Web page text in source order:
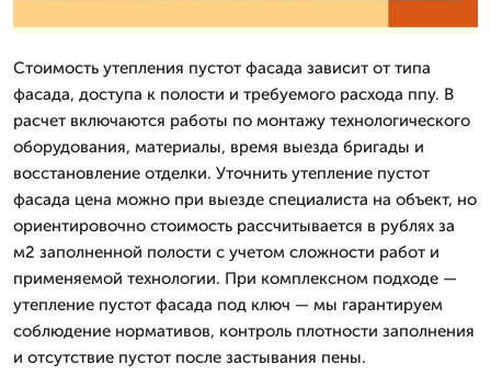
Стоимость утепления пустот фасада зависит от типа
фасада, доступа к полости и требуемого расхода ппу. В
расчет включаются работы по монтажу технологического
оборудования, материалы, время выезда бригады и
восстановление отделки. Уточнить утепление пустот
фасада цена можно при выезде специалиста на объект, но
ориентировочно стоимость рассчитывается в рублях за
м2 заполненной полости с учетом сложности работ и
применяемой технологии. При комплексном подходе —
утепление пустот фасада под ключ — мы гарантируем
соблюдение нормативов, контроль плотности заполнения
и отсутствие пустот после застывания пены.